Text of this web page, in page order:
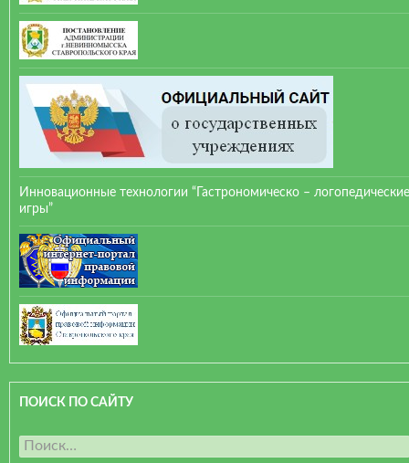
Инновационные технологии “Гастрономическо – логопедические
игры”
ПОИСК ПО САЙТУ
Н